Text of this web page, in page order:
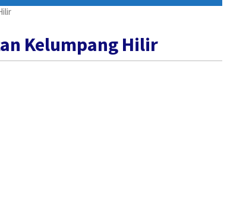
Kelumpang Hilir